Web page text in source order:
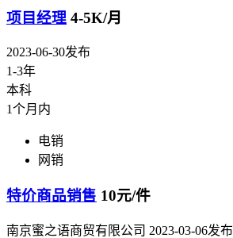
项目经理 4-5K/月
2023-06-30发布
1-3年
本科
1个月内
电销
网销
特价商品销售 10元/件
南京蜜之语商贸有限公司 2023-03-06发布